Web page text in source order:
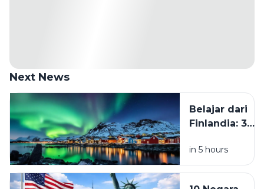
Next News
Belajar dari
Finlandia: 3
yang Perlu
Ditinggalkan
in 5 hours